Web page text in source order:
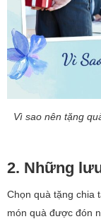
Vì sao nên tặng
2. Những
Chọn quà tặng chia
món quà được đón